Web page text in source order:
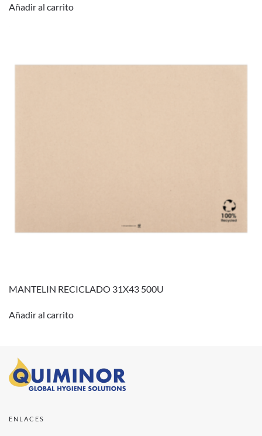
Añadir al carrito
MANTELIN RECICLADO 31X43 500U
Añadir al carrito
ENLACES